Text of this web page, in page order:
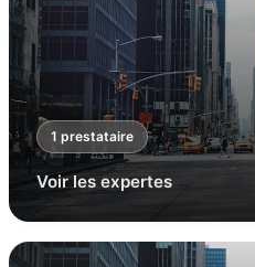
1 prestataire
Voir les expertes